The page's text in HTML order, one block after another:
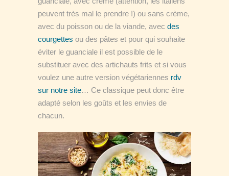
peuvent très mal le prendre !) ou sans crème,
avec du poisson ou de la viande, avec des
courgettes ou des pâtes et pour qui souhaite
éviter le guanciale il est possible de le
substituer avec des artichauts frits et si vous
voulez une autre version végétariennes rdv
sur notre site… Ce classique peut donc être
adapté selon les goûts et les envies de
chacun.